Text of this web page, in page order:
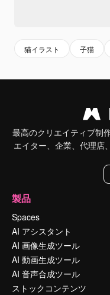
猫イラスト 子猫
最高のクリエイティブ制
エイター、企業、代理店
製品
Spaces
AI アシスタント
AI 画像生成ツール
AI 動画生成ツール
AI 音声合成ツール
ストックコンテンツ